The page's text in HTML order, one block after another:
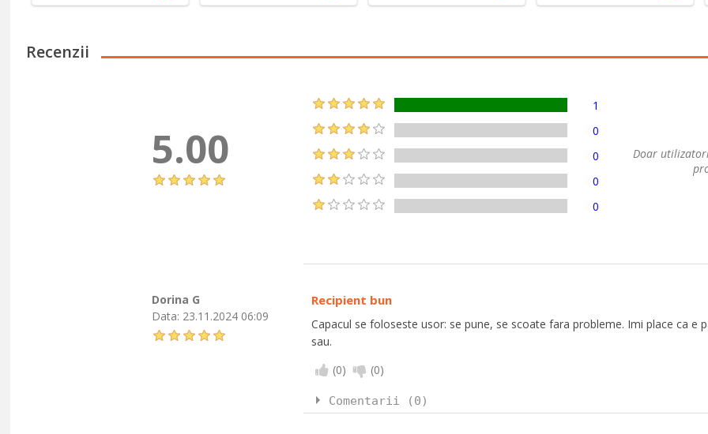
Recenzii
5.00
1
0
0
0
0
Doar
Dorina G
Data: 23.11.2024 06:09
Recipient bun
Capacul se foloseste usor: se pune, se scoate fara probleme. Imi place ca e
sau.
(0) (0)
Comentarii (0)